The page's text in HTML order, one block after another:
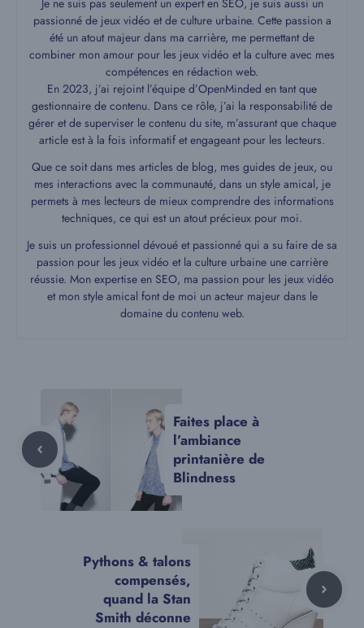
passionné de jeux vidéo et de culture urbaine. Cette passion a
été un atout majeur dans ma carrière, me permettant de
combiner mon amour pour les jeux vidéo et la culture avec mes
compétences en rédaction web.
En 2023, j’ai rejoint l’équipe d’OpenMinded en tant que
gestionnaire de contenu. Dans ce rôle, j’ai la responsabilité de
gérer et de superviser le contenu du site, m’assurant que chaque
article est à la fois informatif et engageant pour les lecteurs.
Que ce soit dans mes articles de blog, mes guides de jeux, ou
mes interactions avec la communauté, dans un style amical, je
permets à mes lecteurs de mieux comprendre des informations
techniques, ce qui est un atout précieux pour moi.
Je suis un professionnel dévoué et passionné qui a su faire de sa
passion pour les jeux vidéo et la culture urbaine une carrière
réussie. Mon expertise en SEO, ma passion pour les jeux vidéo
et mon style amical font de moi un acteur majeur dans le
domaine du contenu web.
Faites place à
l’ambiance
printanière de
Blindness
Pythons & talons
compensés,
quand la Stan
Smith déconne